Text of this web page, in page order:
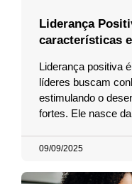
Liderança
características
Liderança positiva
líderes buscam
estimulando o
fortes. Ele nasce
09/09/2025